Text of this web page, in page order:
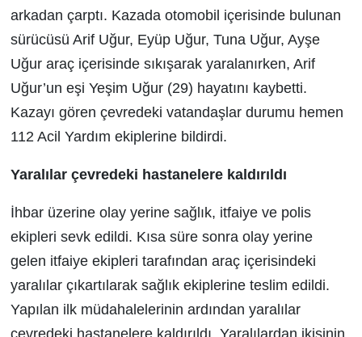
arkadan çarptı. Kazada otomobil içerisinde bulunan
sürücüsü Arif Uğur, Eyüp Uğur, Tuna Uğur, Ayşe
Uğur araç içerisinde sıkışarak yaralanırken, Arif
Uğur’un eşi Yeşim Uğur (29) hayatını kaybetti.
Kazayı gören çevredeki vatandaşlar durumu hemen
112 Acil Yardım ekiplerine bildirdi.
Yaralılar çevredeki hastanelere kaldırıldı
İhbar üzerine olay yerine sağlık, itfaiye ve polis
ekipleri sevk edildi. Kısa süre sonra olay yerine
gelen itfaiye ekipleri tarafından araç içerisindeki
yaralılar çıkartılarak sağlık ekiplerine teslim edildi.
Yapılan ilk müdahalelerinin ardından yaralılar
çevredeki hastanelere kaldırıldı. Yaralılardan ikisinin